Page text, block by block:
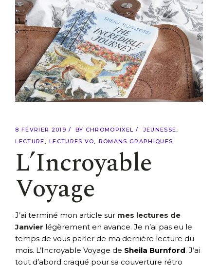
8 FÉVRIER 2019 BY CHROMOPIXEL
JEUNESSE
LECTURE
LECTURES VO ROMANS GRAPHIQUES
L’Incroyable
Voyage
J’ai terminé mon article sur mes lectures de
Janvier légèrement en avance. Je n’ai pas eu le
temps de vous parler de ma dernière lecture du
mois. L’Incroyable Voyage de Sheila Burnford. J’ai
tout d’abord craqué pour sa couverture rétro